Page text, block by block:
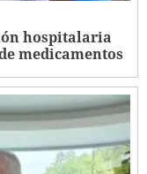
hospitalaria
medicamentos